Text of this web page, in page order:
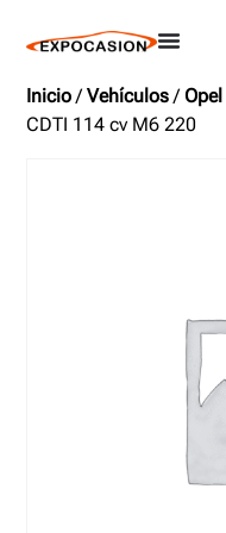
Inicio /Vehículos /Opel
CDTI 114 cv M6 220